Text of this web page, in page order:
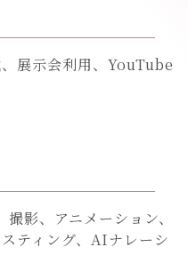
展示会利用、YouTube
影、アニメーション、
ティング、AIナレーシ